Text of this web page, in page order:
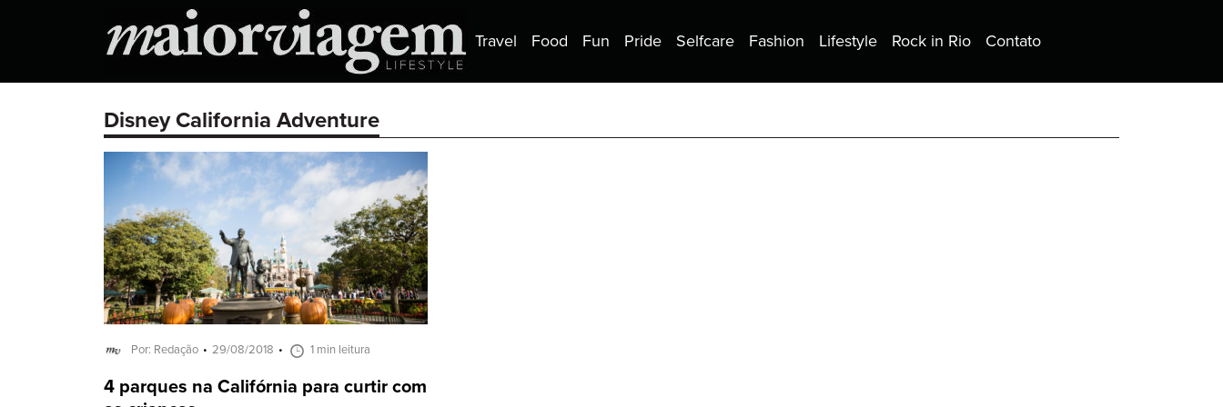
Travel Food Fun Pride Selfcare Fashion Lifestyle Rock in Rio Contato
Disney California Adventure
Por: Redação 29/08/2018 1 min leitura
4 parques na Califórnia para curtir com